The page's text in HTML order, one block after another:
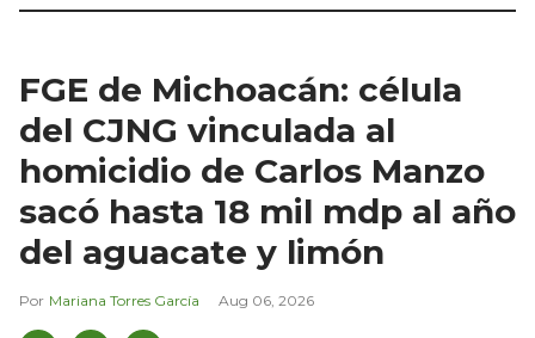
FGE de Michoacán: célula
del CJNG vinculada al
homicidio de Carlos Manzo
sacó hasta 18 mil mdp al año
del aguacate y limón
Mariana Torres García Aug 06, 2026